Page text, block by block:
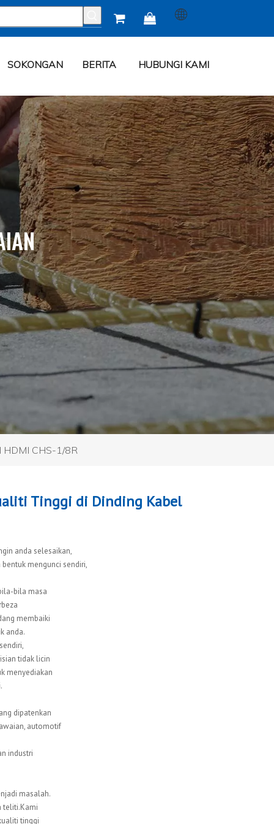
 
SOKONGAN BERITA HUBUNGI KAMI
HDMI CHS-1/8R
Tinggi di Dinding Kabel
anda selesaikan,
mengunci sendiri,
bila masa
membaiki
anda.
tidak licin
menyediakan
dipatenkan
automotif
industri
masalah.
teliti.Kami
tinggi